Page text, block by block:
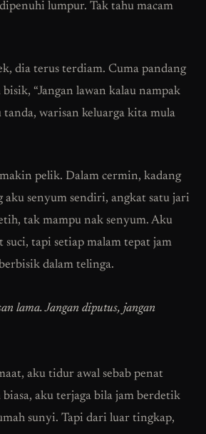
lumpur. Tak tahu macam
dia terus terdiam. Cuma pandang
bisik, “Jangan lawan kalau nampak
tanda, warisan keluarga kita mula
pelik. Dalam cermin, kadang
aku senyum sendiri, angkat satu jari
tak mampu nak senyum. Aku
suci, tapi setiap malam tepat jam
dalam telinga.
lama. Jangan diputus, jangan
aku tidur awal sebab penat
biasa, aku terjaga bila jam berdetik
sunyi. Tapi dari luar tingkap,